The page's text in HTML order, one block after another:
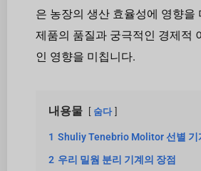
은 농장의 생산 효율성에 영향을
제품의 품질과 궁극적인 경제적
인 영향을 미칩니다.
내용물 숨다
1 Shuliy Tenebrio Molitor 선별 기
2 우리 밀웜 분리 기계의 장점